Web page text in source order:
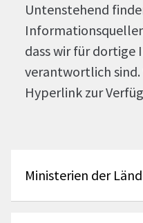
Untenstehend
dass wir für dortige
verantwortlich
Hyperlink zur
Ministerien der